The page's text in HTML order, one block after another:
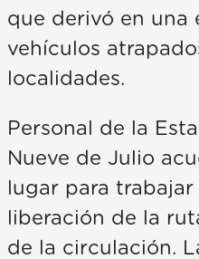
que derivó en una
vehículos
localidades.
Personal de la
Nueve de Julio
lugar para
liberación de la
de la circulación.